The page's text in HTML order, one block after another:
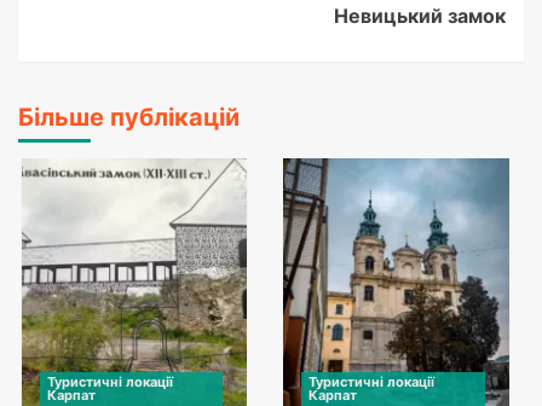
Невицький замок
Більше публікацій
Туристичні локації
Карпат
Туристичні локації
Карпат